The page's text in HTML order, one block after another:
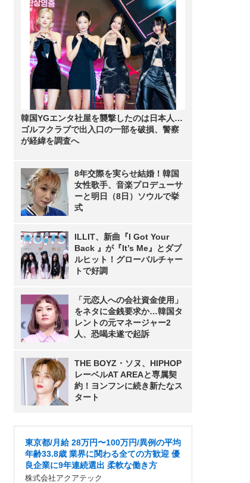
韓国YGエンタ社屋を襲撃したのは日本人…
ゴルフクラブで出入口の一部を破損、警察
が経緯を調査へ
8年交際を実らせ結婚！韓国
女性歌手、音楽プロデューサ
ーと明日（8日）ソウルで挙
式
ILLIT、新曲『I Got Your
Back 』が『It’s Me』とダブ
ルヒット！グローバルチャー
トで好調
「元恋人への会社資金使用」
をネタに金銭要求か…韓国タ
レントの元マネージャー2
人、恐喝未遂で起訴
THE BOYZ・ソヌ、HIPHOP
レーベルAT AREAと専属契
約！ヨンフンに続き新たなス
タート
東京都/月給 28万円〜100万円/異例の平均
年齢33.8歳 業界に関わる全ての方歓迎 優
良企業に9年連続選出 柔軟な働き方
株式会社アクアテック